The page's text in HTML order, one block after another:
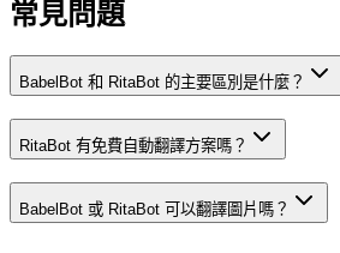
常見問題
BabelBot 和 RitaBot 的主要區別是什麼？
RitaBot 有免費自動翻譯方案嗎？
BabelBot 或 RitaBot 可以翻譯圖片嗎？